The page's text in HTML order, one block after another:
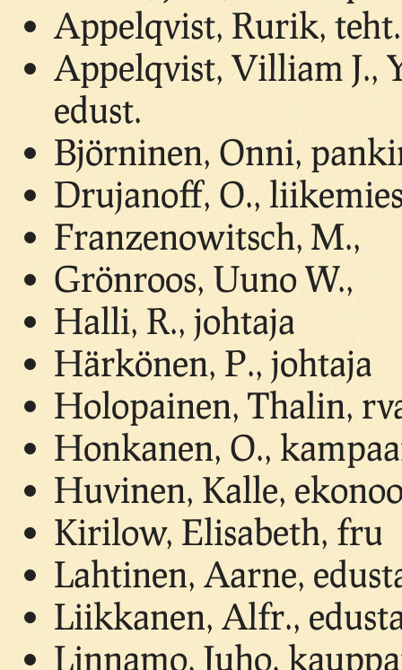
Appelqvist, Rurik,
Appelqvist, Villiam J.,
edust.
Björninen, Onni,
Drujanoff, O.,
Franzenowitsch, M.,
Grönroos, Uuno W.,
Halli, R., johtaja
Härkönen, P., johtaja
Holopainen, Thalin,
Honkanen, O.,
Huvinen, Kalle,
Kirilow, Elisabeth, fru
Lahtinen, Aarne,
Liikkanen, Alfr.,
Linnamo, Juho,